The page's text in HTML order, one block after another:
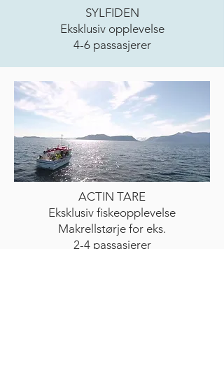
SYLFIDEN
Eksklusiv opplevelse
4-6 passasjerer
ACTIN TARE
Eksklusiv fiskeopplevelse
Makrellstørje for eks.
2-4 passasjerer